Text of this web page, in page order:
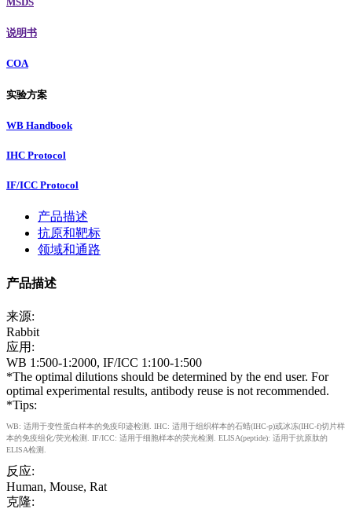
说明书
COA
实验方案
WB Handbook
IHC Protocol
IF/ICC Protocol
产品描述
抗原和靶标
领域和通路
产品描述
来源:
Rabbit
应用:
WB 1:500-1:2000, IF/ICC 1:100-1:500
*The optimal dilutions should be determined by the end user. For
optimal experimental results, antibody reuse is not recommended.
*Tips:
WB: 适用于变性蛋白样本的免疫印迹检测. IHC: 适用于组织样本的石蜡(IHC-p)或冰冻(IHC-f)切片样
本的免疫组化/荧光检测. IF/ICC: 适用于细胞样本的荧光检测. ELISA(peptide): 适用于抗原肽的
ELISA检测.
反应:
Human, Mouse, Rat
克隆: